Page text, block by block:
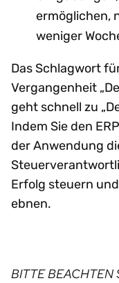
ermöglichen,
weniger
Das Schlagwort
Vergangenheit
geht schnell zu
Indem Sie den
der Anwendung
Erfolg steuern
ebnen.
BITTE BEACHTEN